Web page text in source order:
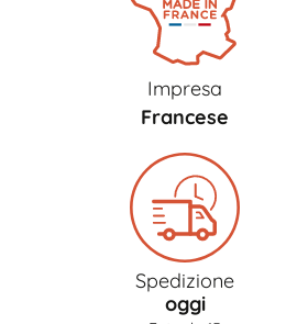
Impresa
Francese
Spedizione
oggi